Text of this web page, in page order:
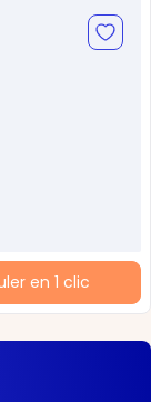
en 1 clic